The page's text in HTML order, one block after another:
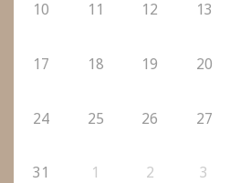
10 11 12 13
17 18 19 20
24 25 26 27
31 1 2 3